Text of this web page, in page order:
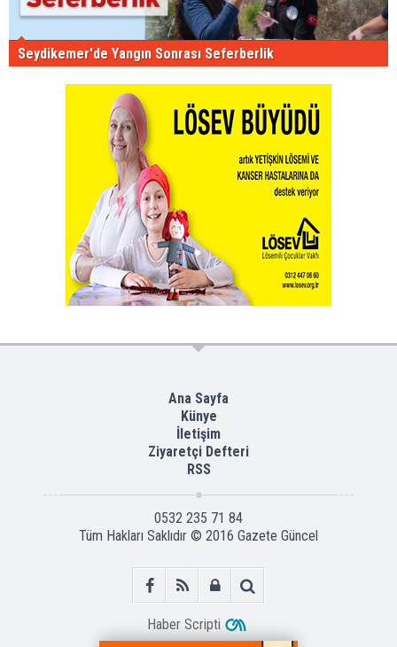
Seydikemer'de Yangın Sonrası Seferberlik
Ana Sayfa
Künye
İletişim
Ziyaretçi Defteri
RSS
0532 235 71 84
Tüm Hakları Saklıdır © 2016 Gazete Güncel
Haber Scripti